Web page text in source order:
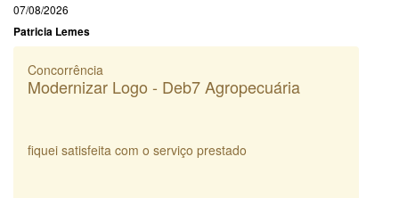
07/08/2026
Patricia Lemes
Concorrência
Modernizar Logo - Deb7 Agropecuária
fiquei satisfeita com o serviço prestado